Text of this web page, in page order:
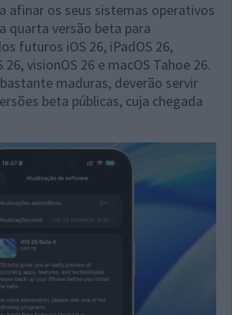
afinar os seus sistemas operativos
quarta versão beta para
futuros iOS 26, iPadOS 26,
visionOS 26 e macOS Tahoe 26.
maduras, deverão servir
beta públicas, cuja chegada